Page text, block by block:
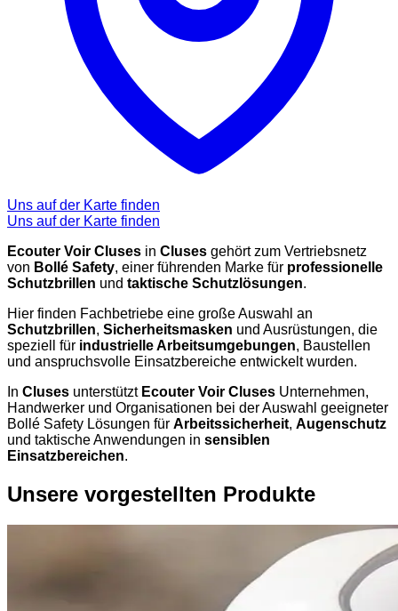
Uns auf der Karte finden
Uns auf der Karte finden
Ecouter Voir Cluses in Cluses gehört zum Vertriebsnetz
von Bollé Safety, einer führenden Marke für professionelle
Schutzbrillen und taktische Schutzlösungen.
Hier finden Fachbetriebe eine große Auswahl an
Schutzbrillen, Sicherheitsmasken und Ausrüstungen, die
speziell für industrielle Arbeitsumgebungen, Baustellen
und anspruchsvolle Einsatzbereiche entwickelt wurden.
In Cluses unterstützt Ecouter Voir Cluses Unternehmen,
Handwerker und Organisationen bei der Auswahl geeigneter
Bollé Safety Lösungen für Arbeitssicherheit, Augenschutz
und taktische Anwendungen in sensiblen
Einsatzbereichen.
Unsere vorgestellten Produkte